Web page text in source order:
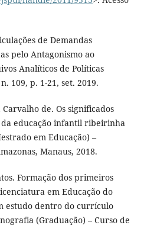
de Demandas
pelo Antagonismo ao
Analíticos de Políticas
109, p. 1-21, set. 2019.
de. Os significados
educação infantil ribeirinha
em Educação) –
Manaus, 2018.
Formação dos primeiros
em Educação do
estudo dentro do currículo
(Graduação) – Curso de